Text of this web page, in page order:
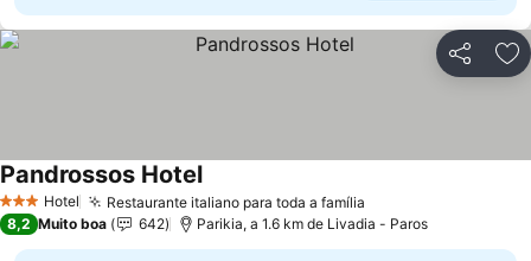
Partilhar
3 EstrelasHotel Restaurante italiano para toda a família
Pandrossos HotelVer preços
8,2 Muito boa 642 Parikia, a 1.6 km de Livadia - Paros